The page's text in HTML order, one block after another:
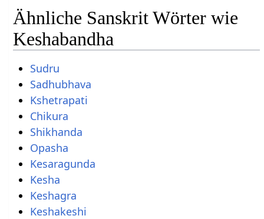
Ähnliche Sanskrit Wörter wie
Keshabandha
Sudru
Sadhubhava
Kshetrapati
Chikura
Shikhanda
Opasha
Kesaragunda
Kesha
Keshagra
Keshakeshi